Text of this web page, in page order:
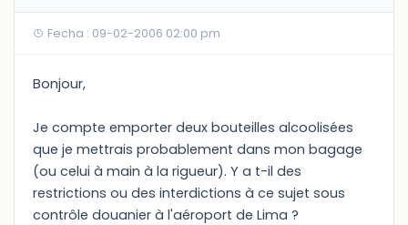
Fecha : 09-02-2006 02:00 pm
Bonjour,
Je compte emporter deux bouteilles alcoolisées
que je mettrais probablement dans mon bagage
(ou celui à main à la rigueur). Y a t-il des
restrictions ou des interdictions à ce sujet sous
contrôle douanier à l'aéroport de Lima ?